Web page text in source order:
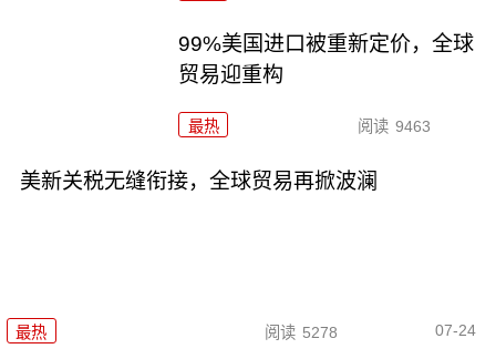
99%美国进口被重新定价，全球
贸易迎重构
最热 阅读 9463
美新关税无缝衔接，全球贸易再掀波澜
最热 阅读 5278 07-24